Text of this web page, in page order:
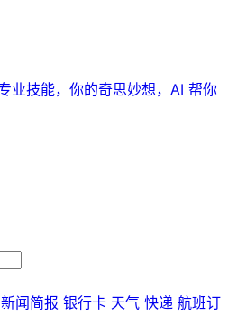
业技能，你的奇思妙想，AI 帮你
闻简报 银行卡 天气 快递 航班订